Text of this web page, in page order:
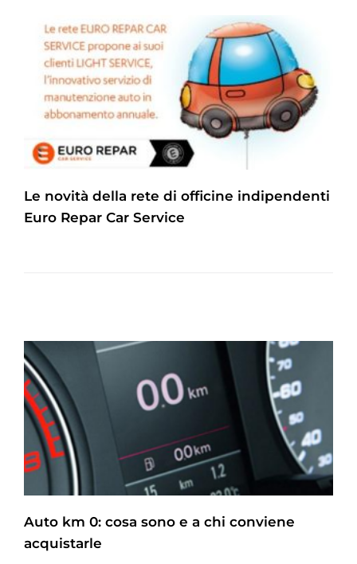
Le novità della rete di officine indipendenti
Euro Repar Car Service
Auto km 0: cosa sono e a chi conviene
acquistarle